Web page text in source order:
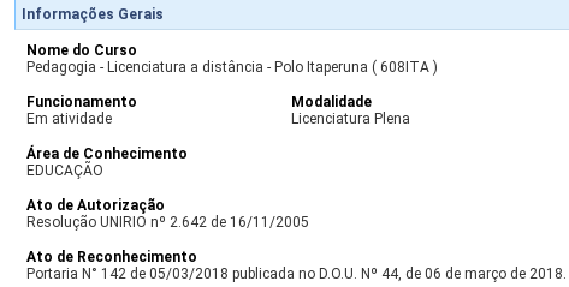
Informações Gerais
Nome do Curso
Pedagogia - Licenciatura a distância - Polo Itaperuna ( 608ITA )
Funcionamento
Em atividade
Modalidade
Licenciatura Plena
Área de Conhecimento
EDUCAÇÃO
Ato de Autorização
Resolução UNIRIO nº 2.642 de 16/11/2005
Ato de Reconhecimento
Portaria N° 142 de 05/03/2018 publicada no D.O.U. Nº 44, de 06 de março de 2018.